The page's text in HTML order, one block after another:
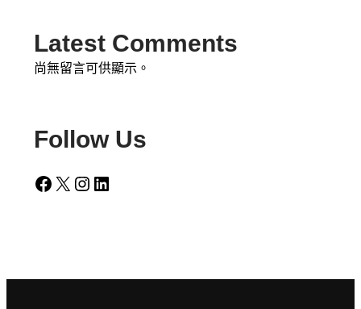
Latest Comments
尚無留言可供顯示。
Follow Us
Facebook X Instagram LinkedIn